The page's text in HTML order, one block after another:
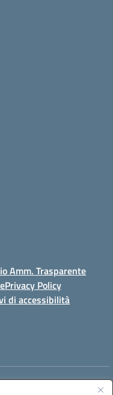
Amm. Trasparente
Privacy Policy
di accessibilità